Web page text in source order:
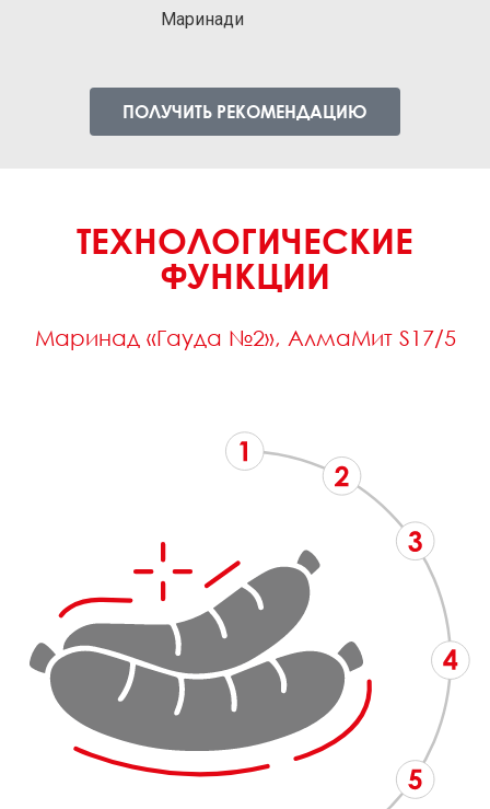
Маринади
ПОЛУЧИТЬ РЕКОМЕНДАЦИЮ
ТЕХНОЛОГИЧЕСКИЕ
ФУНКЦИИ
Маринад «Гауда №2», АлмаМит S17/5